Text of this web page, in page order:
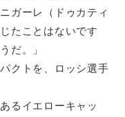
ガーレ（ドゥカティ
たことはないです
だ。」
クトを、ロッシ選手
るイエローキャッ